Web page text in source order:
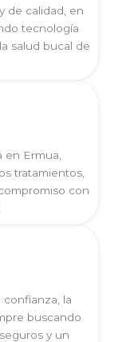
de calidad, en
tecnología
salud bucal de
Ermua,
tratamientos,
con
confianza, la
buscando
y un